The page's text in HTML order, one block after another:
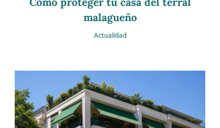
malagueño
Actualidad